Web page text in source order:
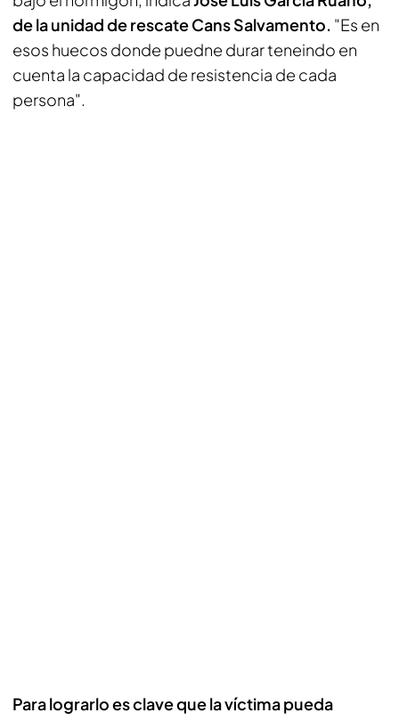
de la unidad de rescate Cans Salvamento. "Es en
esos huecos donde puedne durar teneindo en
cuenta la capacidad de resistencia de cada
persona".
Para lograrlo es clave que la víctima pueda